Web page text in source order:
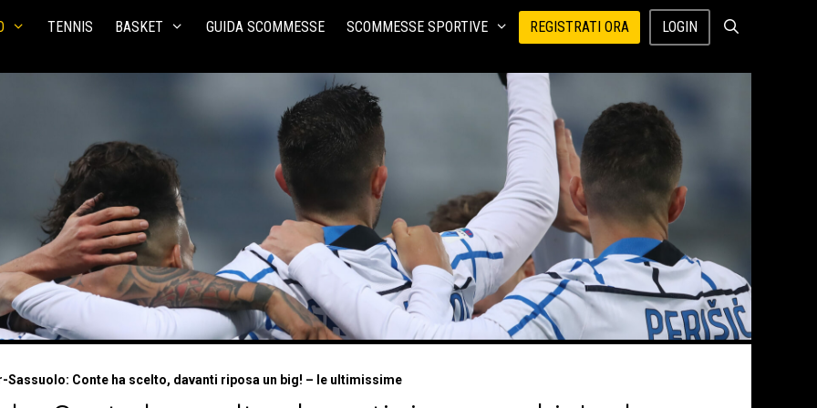
TENNIS BASKET GUIDA SCOMMESSE SCOMMESSE SPORTIVE REGISTRATI ORA LOGIN
Sassuolo: Conte ha scelto, davanti riposa un big! – le ultimissime